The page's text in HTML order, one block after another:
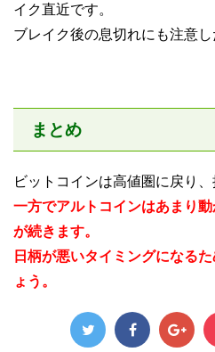
イク直近です。
ブレイク後の息切れにも注意し
まとめ
ビットコインは高値圏に戻り、
一方でアルトコインはあまり
が続きます。
日柄が悪いタイミングになる
ょう。